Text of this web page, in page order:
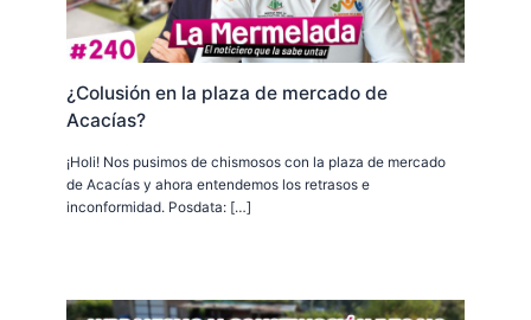
¿Colusión en la plaza de mercado de
Acacías?
¡Holi! Nos pusimos de chismosos con la plaza de mercado
de Acacías y ahora entendemos los retrasos e
inconformidad. Posdata: […]